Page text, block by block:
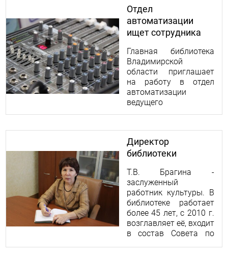
Отдел
автоматизации
ищет сотрудника
Главная библиотека
Владимирской
области приглашает
на работу в отдел
автоматизации
ведущего
программиста.
Директор
библиотеки
Т.В. Брагина -
заслуженный
работник культуры. В
библиотеке работает
более 45 лет, с 2010 г.
возглавляет её, входит
в состав Совета по